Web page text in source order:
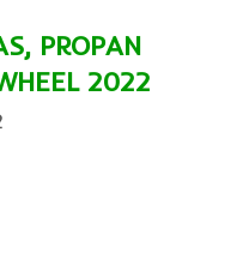
PROPAN
2022